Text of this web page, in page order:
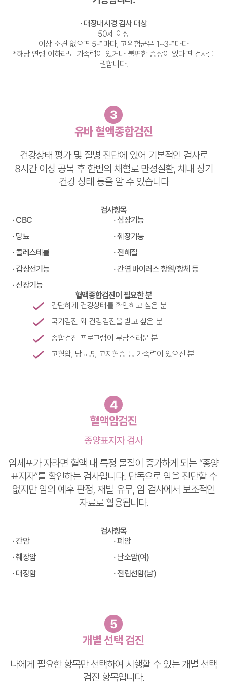
· 대장내시경 검사 대상
50세 이상
이상 소견 없으면 5년마다, 고위험군은 1~3년마다
*해당 연령 이하라도 가족력이 있거나 불편한 증상이 있다면 검사를
권합니다.
3
유바 혈액종합검진
건강상태 평가 및 질병 진단에 있어 기본적인 검사로
8시간 이상 공복 후 한번의 채혈로 만성질환, 체내 장기
건강 상태 등을 알 수 있습니다
검사항목
· CBC
· 심장기능
· 당뇨
· 췌장기능
· 콜레스테롤
· 전해질
· 갑상선기능
· 간염 바이러스 항원/항체 등
· 신장기능
혈액종합검진이 필요한 분
간단하게 건강상태를 확인하고 싶은 분
국가검진 외 건강검진을 받고 싶은 분
종합검진 프로그램이 부담스러운 분
고혈압, 당뇨병, 고지혈증 등 가족력이 있으신 분
4
혈액암검진
종양표지자 검사
암세포가 자라면 혈액 내 특정 물질이 증가하게 되는 “종양
표지자”를 확인하는 검사입니다. 단독으로 암을 진단할 수
없지만 암의 예후 판정, 재발 유무, 암 검사에서 보조적인
자료로 활용됩니다.
검사항목
· 간암
· 폐암
· 췌장암
· 난소암(여)
· 대장암
· 전립선암(남)
5
개별 선택 검진
나에게 필요한 항목만 선택하여 시행할 수 있는 개별 선택
검진 항목입니다.